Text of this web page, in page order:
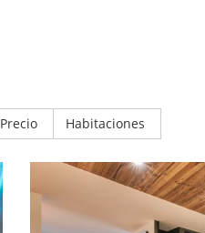
Precio Habitaciones